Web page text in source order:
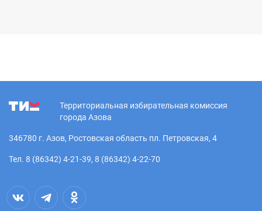
Территориальная избирательная комиссия
города Азова
346780 г. Азов, Ростовская область пл. Петровская, 4
Тел. 8 (86342) 4-21-39, 8 (86342) 4-22-70